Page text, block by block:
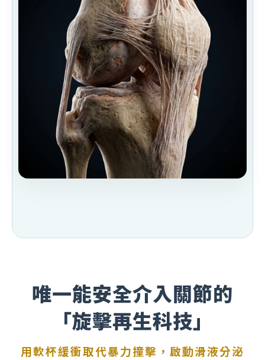
唯一能安全介入關節的
「旋擊再生科技」
用軟杯緩衝取代暴力撞擊，啟動滑液分泌